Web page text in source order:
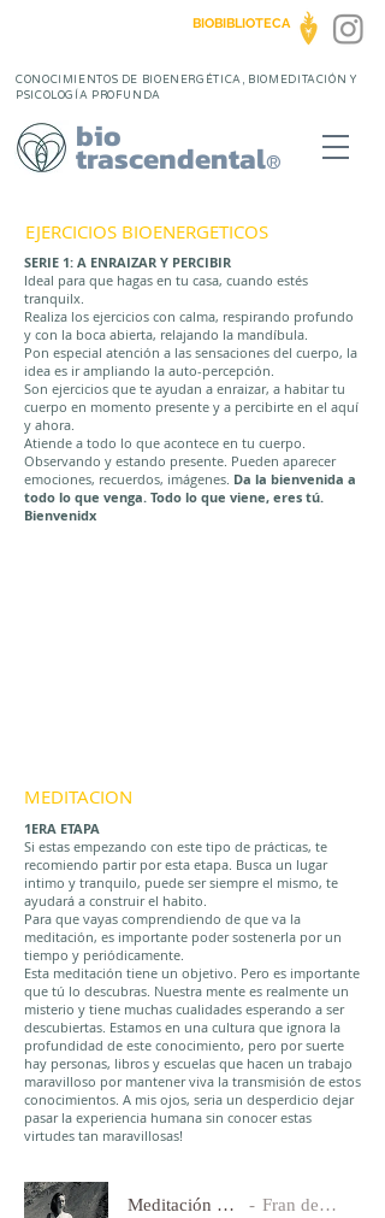
BIOBIBLIOTECA
bio
trascendental®
CONOCIMIENTOS DE BIOENERGÉTICA, BIOMEDITACIÓN Y
PSICOLOGÍA PROFUNDA
EJERCICIOS BIOENERGETICOS
SERIE 1: A ENRAIZAR Y PERCIBIR
Ideal para que hagas en tu casa, cuando estés
tranquilx.
Realiza los ejercicios con calma, respirando profundo
y con la boca abierta, relajando la mandíbula.
Pon especial atención a las sensaciones del cuerpo, la
idea es ir ampliando la auto-percepción.
Son ejercicios que te ayudan a enraizar, a habitar tu
cuerpo en momento presente y a percibirte en el aquí
y ahora.
Atiende a todo lo que acontece en tu cuerpo.
Observando y estando presente. Pueden aparecer
emociones, recuerdos, imágenes. Da la bienvenida a
todo lo que venga. Todo lo que viene, eres tú.
Bienvenidx
MEDITACION
1ERA ETAPA
Si estas empezando con este tipo de prácticas, te
recomiendo partir por esta etapa. Busca un lugar
intimo y tranquilo, puede ser siempre el mismo, te
ayudará a construir el habito.
Para que vayas comprendiendo de que va la
meditación, es importante poder sostenerla por un
tiempo y periódicamente.
Esta meditación tiene un objetivo. Pero es importante
que tú lo descubras. Nuestra mente es realmente un
misterio y tiene muchas cualidades esperando a ser
descubiertas. Estamos en una cultura que ignora la
profundidad de este conocimiento, pero por suerte
hay personas, libros y escuelas que hacen un trabajo
maravilloso por mantener viva la transmisión de estos
conocimientos. A mis ojos, seria un desperdicio dejar
pasar la experiencia humana sin conocer estas
virtudes tan maravillosas!
Meditación 15 min. Fran del Villar